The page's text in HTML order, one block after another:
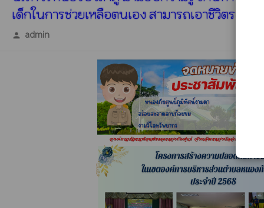
เด็กในการช่วยเหลือตนเอง สามารถเอาชีวิตรอ
person admin